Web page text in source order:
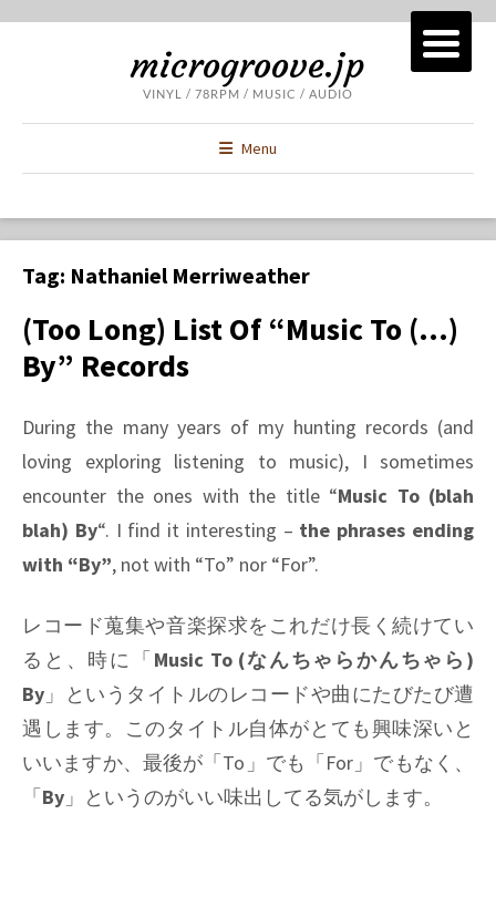
microgroove.jp
VINYL / 78RPM / MUSIC / AUDIO
Menu
Tag: Nathaniel Merriweather
(Too Long) List Of “Music To (…)
By” Records
During the many years of my hunting records (and
loving exploring listening to music), I sometimes
encounter the ones with the title “Music To (blah
blah) By“. I find it interesting – the phrases ending
with “By”, not with “To” nor “For”.
レコード蒐集や音楽探求をこれだけ長く続けてい
ると、時に「Music To (なんちゃらかんちゃら)
By 」というタイトルのレコードや曲にたびたび遭
遇します。このタイトル自体がとても興味深いと
いいますか、最後が「To」でも「For」でもなく、
「By 」というのがいい味出してる気がします。